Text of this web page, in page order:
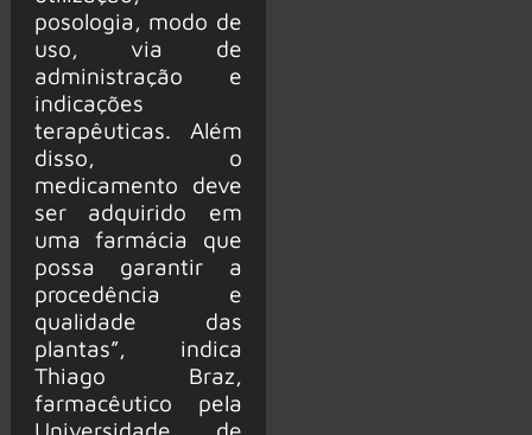
posologia, modo de
uso, via de
administração e
indicações
terapêuticas. Além
disso, o
medicamento deve
ser adquirido em
uma farmácia que
possa garantir a
procedência e
qualidade das
plantas”, indica
Thiago Braz,
farmacêutico pela